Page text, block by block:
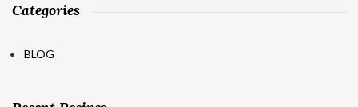
Categories
BLOG